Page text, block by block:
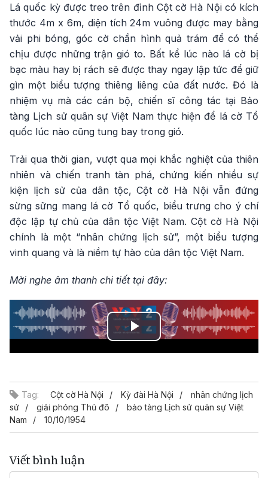
Lá quốc kỳ được treo trên đỉnh Cột cờ Hà Nội có kích
thước 4m x 6m, diện tích 24m vuông được may bằng
vải phi bóng, góc cờ chần hình quả trám để có thể
chịu được những trận gió to. Bất kể lúc nào lá cờ bị
bạc màu hay bị rách sẽ được thay ngay lập tức để giữ
gìn một biểu tượng thiêng liêng của đất nước. Đó là
nhiệm vụ mà các cán bộ, chiến sĩ công tác tại Bảo
tàng Lịch sử quân sự Việt Nam thực hiện để lá cờ Tổ
quốc lúc nào cũng tung bay trong gió.
Trải qua thời gian, vượt qua mọi khắc nghiệt của thiên
nhiên và chiến tranh tàn phá, chứng kiến nhiều sự
kiện lịch sử của dân tộc, Cột cờ Hà Nội vẫn đứng
sừng sững mang lá cờ Tổ quốc, biểu trưng cho ý chí
độc lập tự chủ của dân tộc Việt Nam. Cột cờ Hà Nội
chính là một “nhân chứng lịch sử”, một biểu tượng
vinh quang và là niềm tự hào của dân tộc Việt Nam.
Mời nghe âm thanh chi tiết tại đây:
Play
Tag: Cột cờ Hà Nội Kỳ đài Hà Nội
nhân chứng lịch
sử
giải phóng Thủ đô
bảo tàng Lịch sử quân sự Việt
Nam
10/10/1954
Viết bình luận